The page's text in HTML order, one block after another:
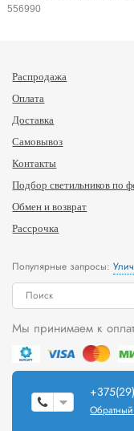
556990
Распродажа
Оплата
Доставка
Самовывоз
Контакты
Подбор светильников по
Обмен и возврат
Рассрочка
Популярные запросы:
Мы принимаем к
+375(29)